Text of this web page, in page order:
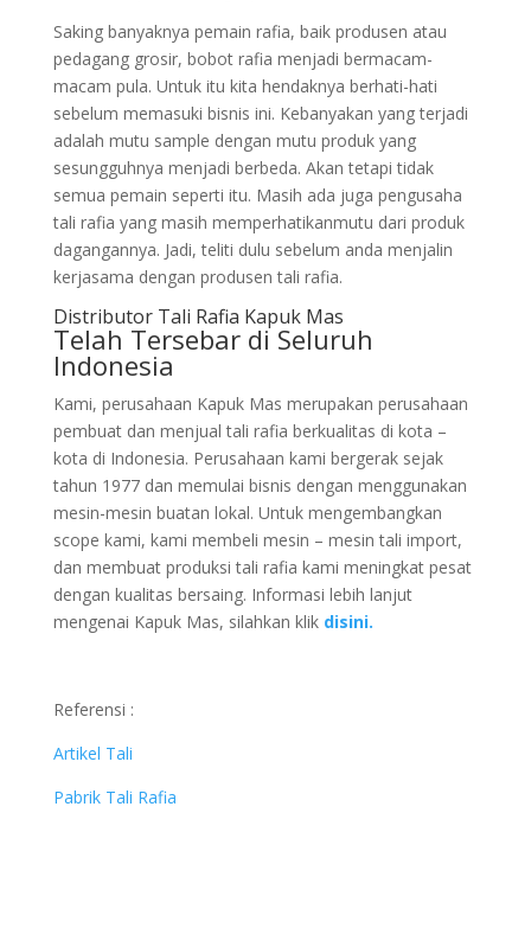
Saking banyaknya pemain rafia, baik produsen atau
pedagang grosir, bobot rafia menjadi bermacam-
macam pula. Untuk itu kita hendaknya berhati-hati
sebelum memasuki bisnis ini. Kebanyakan yang terjadi
adalah mutu sample dengan mutu produk yang
sesungguhnya menjadi berbeda. Akan tetapi tidak
semua pemain seperti itu. Masih ada juga pengusaha
tali rafia yang masih memperhatikanmutu dari produk
dagangannya. Jadi, teliti dulu sebelum anda menjalin
kerjasama dengan produsen tali rafia.
Distributor Tali Rafia Kapuk Mas
Telah Tersebar di Seluruh
Indonesia
Kami, perusahaan Kapuk Mas merupakan perusahaan
pembuat dan menjual tali rafia berkualitas di kota –
kota di Indonesia. Perusahaan kami bergerak sejak
tahun 1977 dan memulai bisnis dengan menggunakan
mesin-mesin buatan lokal. Untuk mengembangkan
scope kami, kami membeli mesin – mesin tali import,
dan membuat produksi tali rafia kami meningkat pesat
dengan kualitas bersaing. Informasi lebih lanjut
mengenai Kapuk Mas, silahkan klik disini.
Referensi :
Artikel Tali
Pabrik Tali Rafia